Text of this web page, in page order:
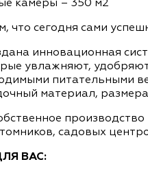
камеры – 350 м2
что сегодня сами
инновационная
увлажняют,
питательными
материал,
садовых
ВАС: